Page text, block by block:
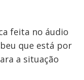
feita no áudio
que está por
a situação